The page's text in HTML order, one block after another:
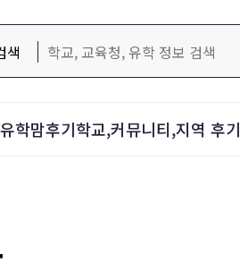
색
학맘후기학교,커뮤니티,지역 후기